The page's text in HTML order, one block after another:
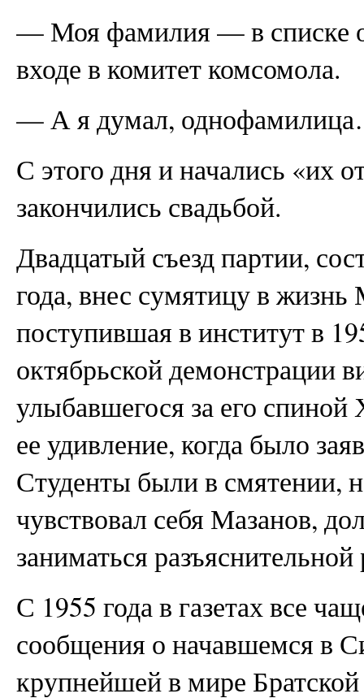
— Моя фамилия — в списке
входе в комитет комсомола.
— А я думал,
С этого дня и начались «их
закончились свадьбой.
Двадцатый съезд партии,
года, внес сумятицу в
поступившая в институт в
октябрьской демонстрации
улыбавшегося за его
ее удивление, когда было
Студенты были в смятении,
чувствовал себя Мазанов,
заниматься
С 1955 года в газетах все
сообщения о начавшемся в
крупнейшей в мире